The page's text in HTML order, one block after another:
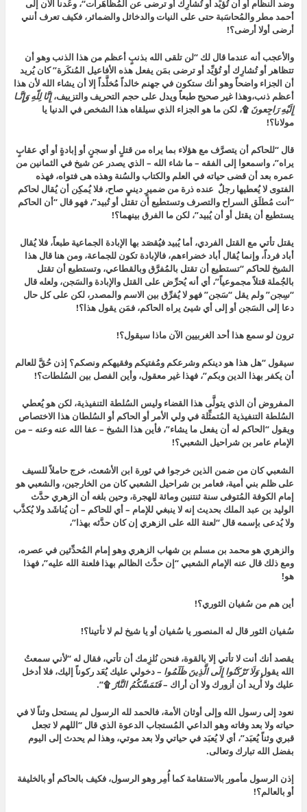
وضد النظام أو أن تُؤيِّد أو تُشارِك أو ترضى عن المُظاهَرات“، وعُدنا الآن إلى
أحمد مطر والمُحاسَبة حتى على النيات والدخائل والضمائر، فكيف تعرف أنني
أرضى أولا أرضى؟!
والأعجب أنه عندما قال لك “لن تلقى الله بذنبٍ أعظم من هذا الذنب وهو أن
تتظاهر أو تُشارِك أو تُؤيِّد أو ترضى بمَن يفعل هذه الأفاعيل المُنكَرة” كان يُريد
أن الجزاء واضحاً وهو أنك ستكون في جهنم خالداً مُخلَّداً إلا أن يشاء الله لأن هذا
أعظم ذنب،وهذا غير صحيح طبعاً ويدل على حجم التحريف والتزييف،إِنَّا لِلّهِ وَإِنَّـا
إِلَيْهِ رَاجِعونَ ۩، لكن ما هو الجزاء الذي سيلقاه هذا الشخص في الدنيا يا
مولانا؟!
قال “للحاكم أن يتصرَّف مع هؤلاء بما يراه من قتلٍ أو سجنٍ أو إبادةٍ أو أي عقابٍ
يراه”، واسمعوا إلى الفقه – ما شاء الله – الذي يصدر عن شيخ في الثمانين من
عمره بعد أن قضى حياته في العلم والكتاب والسُنة وهذه هى فتواه، فهذه
الفتوى لا يُعطيها رجلٌ عنده ذرة من ضميرٍ دينيٍ صاح، فلا يُمكِن أن يُقال لحاكم
“أنت مُطلَق السراح والتصرف وتستطيع أن تقتل أو تُبيد”، فهو قال “أن الحاكم
يستطيع أن يقتل أو أن يُبيد”، لكن ما الفرق بينهما؟!
يقتل تأتي مع القتل الفردي، أما يُبيد فيُقصَد بها الإبادة الجماعية طبعاً، فلا يُقال
أباد فرداً، وإنما يُقال أباد خضراءهم، فالإبادة تكون للجماعة، ومن هنا قال هذا
الشيخ للحاكم “تستطيع أن تقتل بالمُفرَّق وبالقطاعي، وتستطيع أن تقتل
بالجُملة قتلاً مجموعياً”، أي أنه يُحرِّض على القتل والإبادة والسَجن، ولعله قال
“سِجن” ولم يقل “سَجن” فهو لا يُفرِّق بين الاسم والمصدر، لكن على كل حال
دعا إلى السَجن أو إلى أي شيئ يراه الحاكم، فمَن يقول هذا؟!
ترون لو سمع هذا أحد الغربيين الآن ماذا سيقول؟!
سيقول “هل هذا هو دينكم وشرعكم ومُفتيكم وفقيهكم ونصكم؟ إذن حُقَّ للعالم
أن يكفر بهذا الدين وبكم”، فهذا غير معقول، وأين الفصل بين السُلطات؟!
المفروض أن الذي يتولَّى هذا القضاء وليس السُلطة التنفيذية، لكن هو يُعطي
السُلطة التنفيذية المُتمثِّلة في ولي الأمر أو الحاكم أو السُلطان هذا الاختصاص
ويقول “الحاكم له أن يفعل ما يشاء”، فأين هذا الشيخ – عفا الله عنه وعنه – من
الإمام عامر بن شراحيل الشعبي؟!
الشعبي كان من ضمن الذين خرجوا في ثورة ابن الأشعث، خرج حاملاً للسيف
على ظلم بني أمية، فعامر بن شراحيل الشعبي كان من الخارجين، والشعبي هو
إمام الكوفة المُتوفى سنة ثنتنين ومائة للهجرة، وحين بلغه أن الزهري حدَّث
الوليد بن عبد الملك بحديث إنه لا ينبغي للإمام – أي للحاكم – أن يُناشَد ولا يُكذَّب
ولا يُدعى بإسمه قال “لعنة الله على الزهري إن كان حدَّثه بهذا”،
والزهري هو محمد بن مسلم بن شهاب الزهري وهو إمام المُحدِّثين في عصره،
ومع ذلك قال عنه الإمام الشعبي “إن حدَّث الظالم بهذا فلعنة الله عليه”، فهذا
هو!
أين هم من سُفيان الثوري؟!
سُفيان الثور قال له المنصور يا سُفيان أو يا شيخ لم لا تأتينا؟!
يقصد أنك أنت لا تأتي إلا بالقوة، فنحن نُلزِمك أن تأتي، فقال له “لأني سمعتُ
الله يقولوَلَا تَرْكَنُوا إِلَى الَّذِينَ ظَلَمُوا –دخولي عليك يُعَد ركوناً إليك، فلا أدخل
عليك ولا أُريد أن أزورك ولا أن أراك –فَتَمَسَّكُمُ النَّارُ ۩”.
نعود إلى رسول الله وإلى أوثان الأمة، فالحمد لله الرسول لم يستحل وثناً لا في
حياته ولا بعد وفاته وهو الداعي المُستجاب الدعوة الذي قال “اللهم لا تجعل
قبري وثناً يُعبَد”، أي لا يُعبَد في حياتي ولا بعد موتي، وهذا لم يحدث إلى اليوم
بفضل الله تبارك وتعالى.
إذن الرسول مأمور بالاستقامة كما أُمِر وهو الرسول، فكيف بالحاكم أو بالخليفة
أو بالعالم؟!